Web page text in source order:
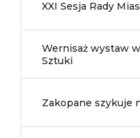
XXI Sesja Rady
Wernisaż wystaw
Sztuki
Zakopane szykuje